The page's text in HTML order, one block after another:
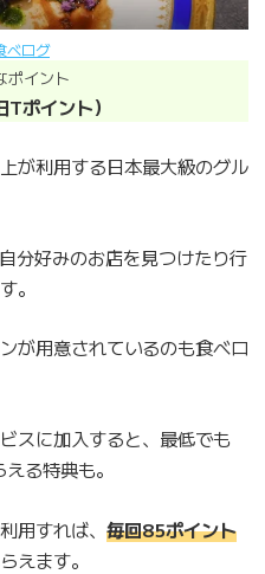
べログ
ポイント
ポイント）
が利用する日本最大級のグル
分好みのお店を見つけたり行
。
が用意されているのも食べロ
スに加入すると、最低でも
る特典も。
用すれば、 毎回85ポイント
えます。